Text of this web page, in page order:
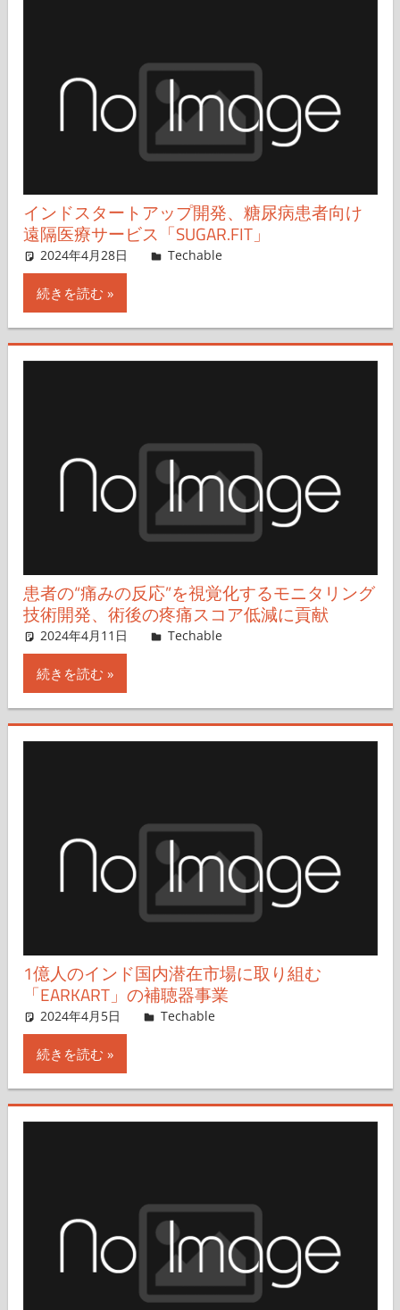
インドスタートアップ開発、糖尿病患者向け
遠隔医療サービス「SUGAR.FIT」
2024年4月28日 澤田真一
Techable
続きを読む
患者の“痛みの反応”を視覚化するモニタリング
技術開発、術後の疼痛スコア低減に貢献
2024年4月11日 Haruka Isobe
Techable
続きを読む
1億人のインド国内潜在市場に取り組む
「EARKART」の補聴器事業
2024年4月5日 芥田かほる
Techable
続きを読む